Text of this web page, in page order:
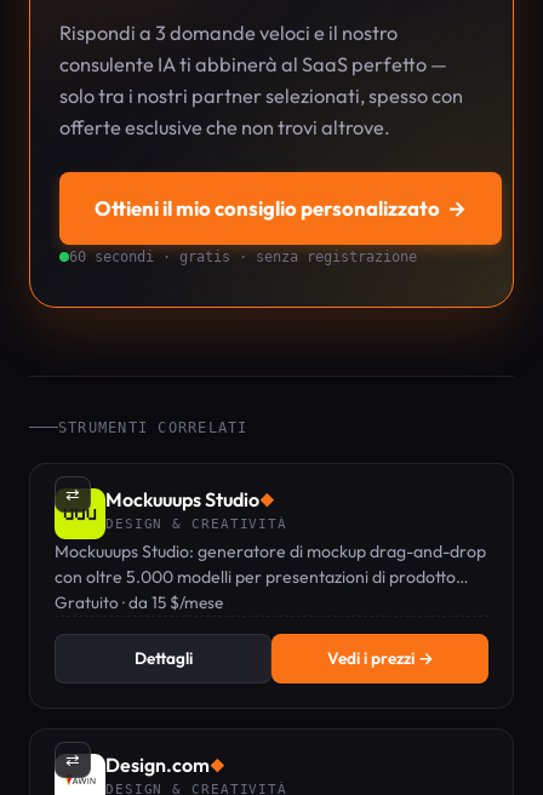
Rispondi a 3 domande veloci e il nostro
consulente IA ti abbinerà al SaaS perfetto —
solo tra i nostri partner selezionati, spesso con
offerte esclusive che non trovi altrove.
Ottieni il mio consiglio personalizzato →
60 secondi · gratis · senza registrazione
STRUMENTI CORRELATI
⇄ Mockuuups Studio◆
DESIGN & CREATIVITÀ
Mockuuups Studio: generatore di mockup drag-and-drop
con oltre 5.000 modelli per presentazioni di prodotto
rapide e realistiche.
Gratuito · da 15 $/mese
Dettagli Vedi i prezzi →
⇄ Design.com◆
DESIGN & CREATIVITÀ